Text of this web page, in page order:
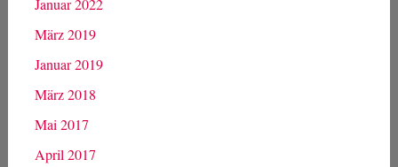
Januar 2022
März 2019
Januar 2019
März 2018
Mai 2017
April 2017